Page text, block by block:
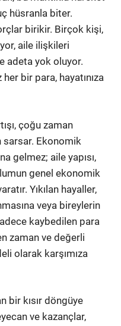
hüsranla biter.
birikir. Birçok kişi,
aile ilişkileri
adeta yok oluyor.
bir para, hayatınıza
çoğu zaman
sarsar. Ekonomik
gelmez; aile yapısı,
genel ekonomik
Yıkılan hayaller,
veya bireylerin
kaybedilen para
zaman ve değerli
olarak karşımıza
bir kısır döngüye
ve kazançlar,